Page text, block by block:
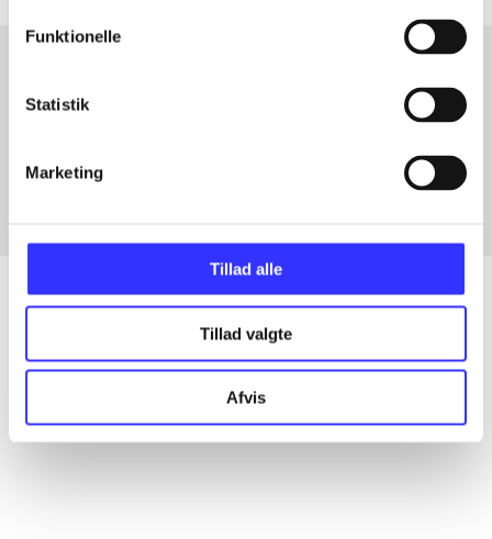
Funktionelle
Statistik
Marketing
Tillad alle
Tillad valgte
Afvis
Artikler med samme emner
Artikler
Alle registrerede artikler fordelt på udgivelser